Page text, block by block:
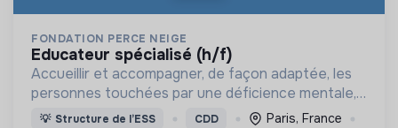
FONDATION PERCE NEIGE
educateur spécialisé (h/f)
Accueillir et accompagner, de façon adaptée, les
personnes touchées par une déficience mentale,
un handicap physique ou psychique
💡 Structure de l’ESS CDD
Paris, France